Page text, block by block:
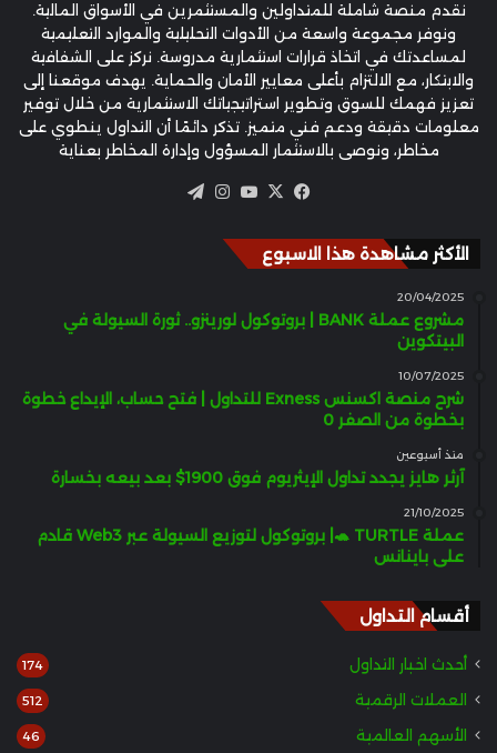
نقدم منصة شاملة للمتداولين والمستثمرين في الأسواق المالية.
ونوفر مجموعة واسعة من الأدوات التحليلية والموارد التعليمية
لمساعدتك في اتخاذ قرارات استثمارية مدروسة. نركز على الشفافية
والابتكار، مع الالتزام بأعلى معايير الأمان والحماية. يهدف موقعنا إلى
تعزيز فهمك للسوق وتطوير استراتيجياتك الاستثمارية من خلال توفير
معلومات دقيقة ودعم فني متميز. تذكر دائمًا أن التداول ينطوي على
مخاطر، ونوصي بالاستثمار المسؤول وإدارة المخاطر بعناية
فيسبوك
‫X
‫YouTube
انستقرام
الأكثر مشاهدة هذا الاسبوع
20/04/2025
مشروع عملة BANK | بروتوكول لورينزو.. ثورة السيولة في
البيتكوين
10/07/2025
شرح منصة اكسنس Exness للتداول | فتح حساب، الإيداع خطوة
بخطوة من الصفر 0
منذ أسبوعين
آرثر هايز يجدد تداول الإيثريوم فوق 1900$ بعد بيعه بخسارة
21/10/2025
عملة TURTLE 🐢| بروتوكول لتوزيع السيولة عبر Web3 قادم
على باينانس
أقسام التداول
أحدث اخبار التداول 174
العملات الرقمية 512
الأسهم العالمية 46